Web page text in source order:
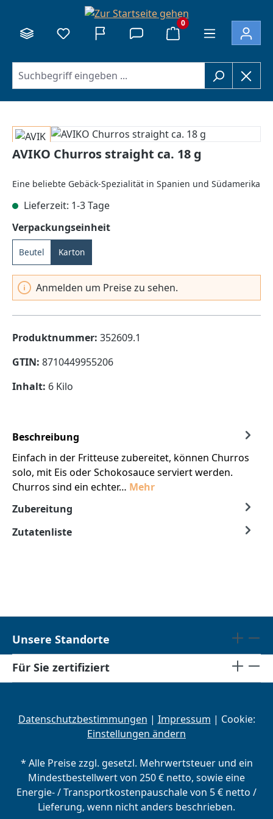
0
Bildergalerie überspringen
AVIKO Churros straight ca. 18 g
Eine beliebte Gebäck-Spezialität in Spanien und Südamerika
Lieferzeit: 1-3 Tage
Verpackungseinheitauswählen
Beutel Karton
Anmelden um Preise zu sehen.
Produktnummer: 352609.1
GTIN: 8710449955206
Inhalt: 6 Kilo
Beschreibung
Einfach in der Fritteuse zubereitet, können Churros
solo, mit Eis oder Schokosauce serviert werden.
Churros sind ein echter… Mehr
Zubereitung
Zutatenliste
Unsere Standorte
Für Sie zertifiziert
Datenschutzbestimmungen | Impressum | Cookie:
Einstellungen ändern
* Alle Preise zzgl. gesetzl. Mehrwertsteuer und ein
Mindestbestellwert von 250 € netto, sowie eine
Energie- / Transportkostenpauschale von 5 € netto /
Lieferung, wenn nicht anders beschrieben.